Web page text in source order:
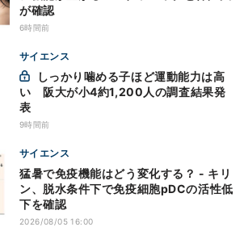
が確認
6時間前
サイエンス
い 阪大が小4約1,200人の調査結果発
表
9時間前
サイエンス
猛暑で免疫機能はどう変化する？ - キリ
ン、脱水条件下で免疫細胞pDCの活性低
下を確認
2026/08/05 16:00